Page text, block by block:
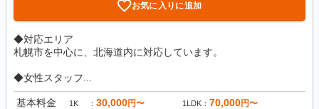
お気に入りに追加
◆対応エリア
札幌市を中心に、北海道内に対応しています。
◆女性スタッフ...
基本料金 1K 30,000円〜 1LDK 70,000円〜